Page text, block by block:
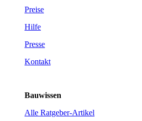
Preise
Hilfe
Presse
Kontakt
Bauwissen
Alle Ratgeber-Artikel